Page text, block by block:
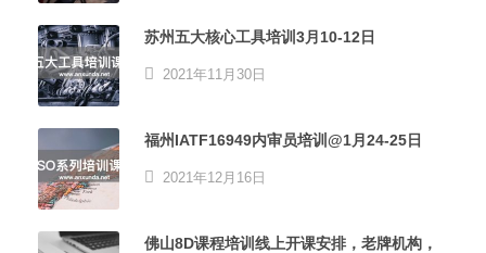
苏州五大核心工具培训3月10-12日
2021年11月30日
福州IATF16949内审员培训@1月24-25日
2021年12月16日
佛山8D课程培训线上开课安排，老牌机构，